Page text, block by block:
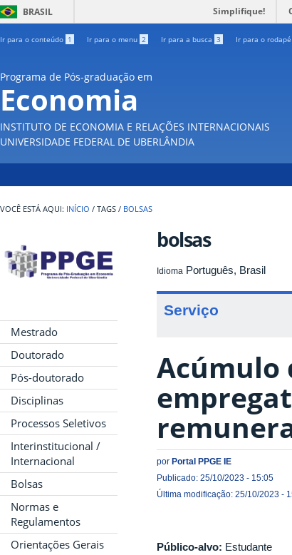
BRASIL Simplifique!
Ir para o conteúdo 1 Ir para o menu 2 Ir para a busca 3 Ir para o rodapé
Programa de Pós-graduação em
Economia
INSTITUTO DE ECONOMIA E RELAÇÕES INTERNACIONAIS
UNIVERSIDADE FEDERAL DE UBERLÂNDIA
INÍCIO / TAGS / BOLSAS
Mestrado
Doutorado
Pós-doutorado
Disciplinas
Processos Seletivos
Interinstitucional /
Internacional
Bolsas
Normas e
Regulamentos
Orientações Gerais
bolsas
Idioma Português, Brasil
Serviço
Acúmulo
por Portal PPGE IE
Publicado: 25/10/2023 - 15:05
Última modificação: 25/10/2023 -
Público-alvo: Estudante